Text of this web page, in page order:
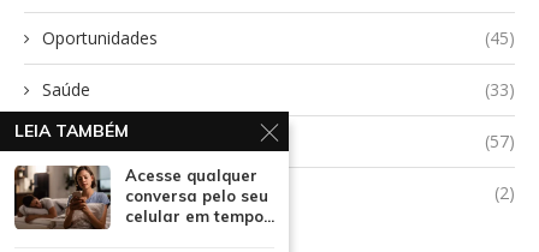
Oportunidades (45)
Saúde (33)
Tecnologia (57)
Uncategorized (2)
LEIA TAMBÉM
Acesse qualquer
conversa pelo seu
celular em tempo...